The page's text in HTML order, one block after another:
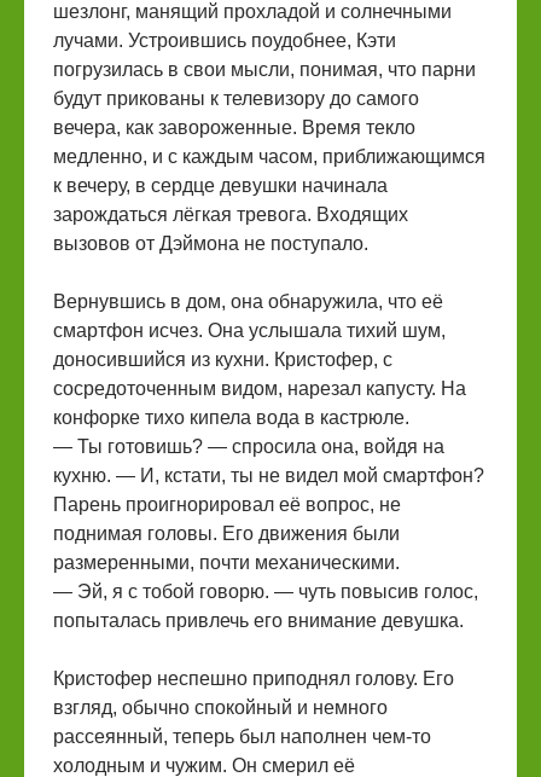
шезлонг, манящий прохладой и солнечными
лучами. Устроившись поудобнее, Кэти
погрузилась в свои мысли, понимая, что парни
будут прикованы к телевизору до самого
вечера, как завороженные. Время текло
медленно, и с каждым часом, приближающимся
к вечеру, в сердце девушки начинала
зарождаться лёгкая тревога. Входящих
вызовов от Дэймона не поступало.
Вернувшись в дом, она обнаружила, что её
смартфон исчез. Она услышала тихий шум,
доносившийся из кухни. Кристофер, с
сосредоточенным видом, нарезал капусту. На
конфорке тихо кипела вода в кастрюле.
— Ты готовишь? — спросила она, войдя на
кухню. — И, кстати, ты не видел мой смартфон?
Парень проигнорировал её вопрос, не
поднимая головы. Его движения были
размеренными, почти механическими.
— Эй, я с тобой говорю. — чуть повысив голос,
попыталась привлечь его внимание девушка.
Кристофер неспешно приподнял голову. Его
взгляд, обычно спокойный и немного
рассеянный, теперь был наполнен чем-то
холодным и чужим. Он смерил её